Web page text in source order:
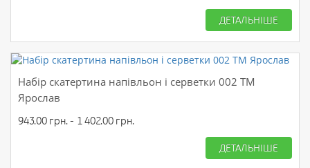
ДЕТАЛЬНІШЕ
Набір скатертина напівльон і серветки 002 ТМ
Ярослав
943.00 грн. - 1 402.00 грн.
ДЕТАЛЬНІШЕ